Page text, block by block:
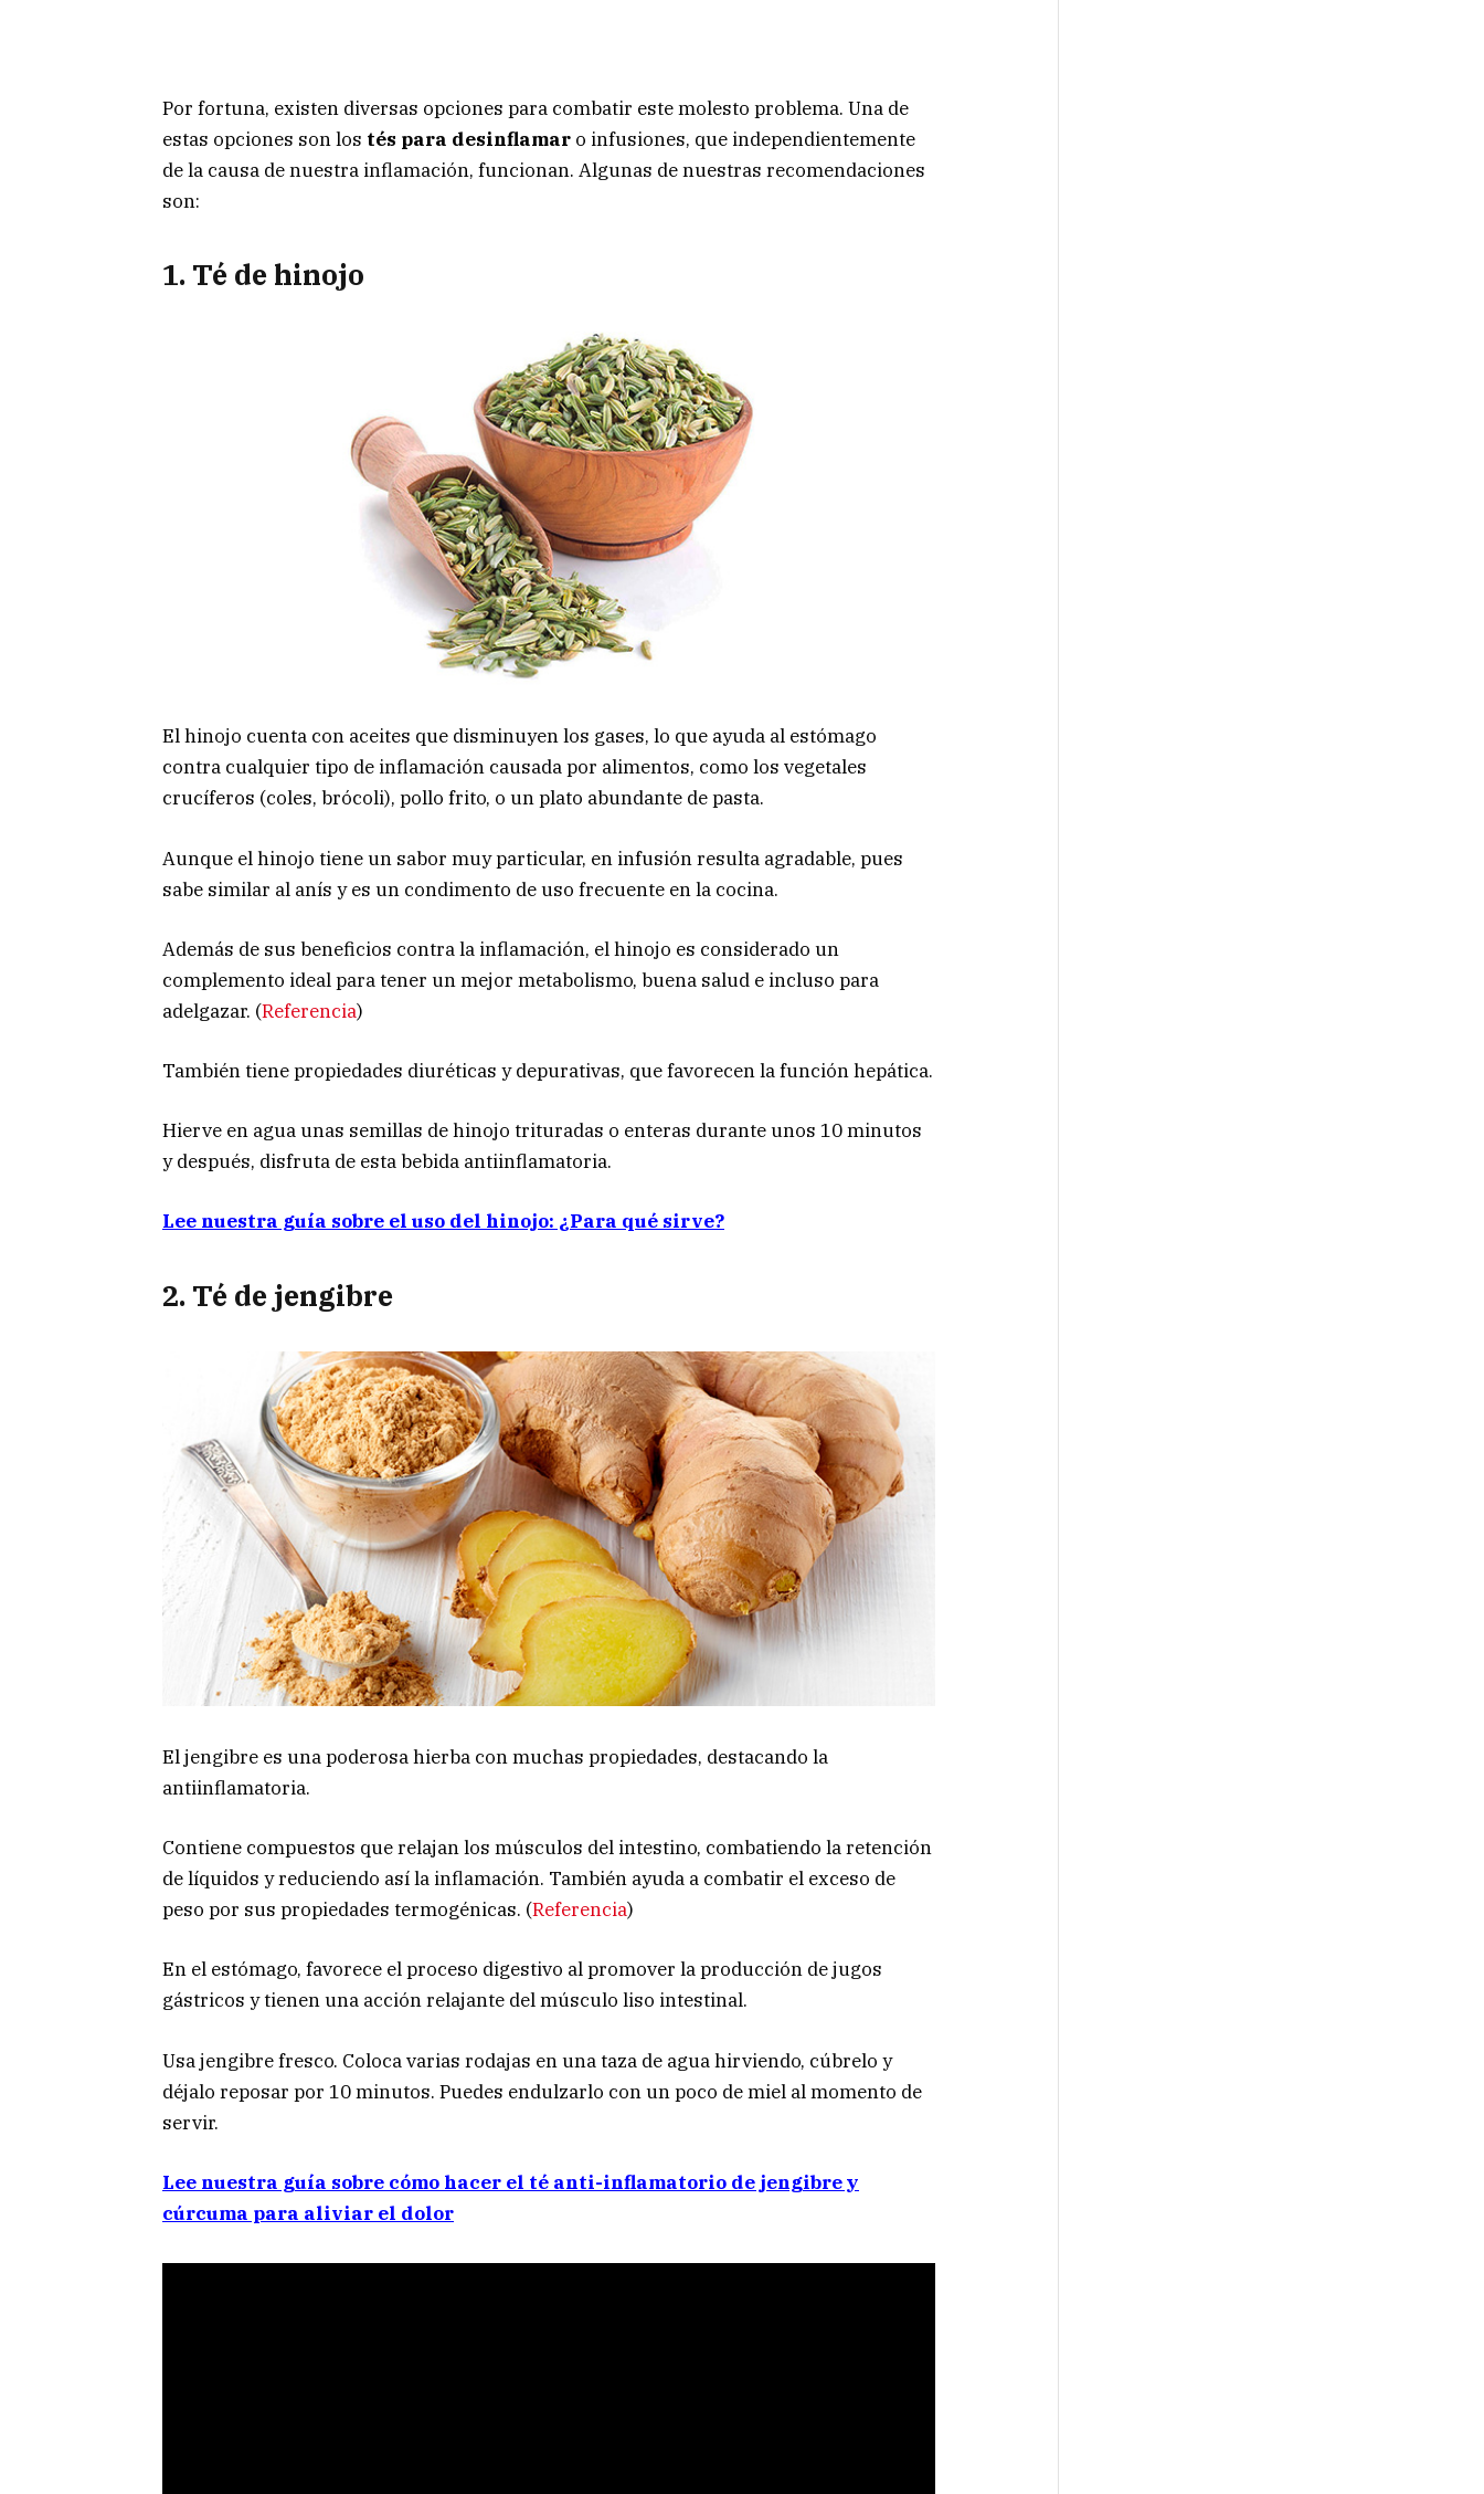
Por fortuna, existen diversas opciones para combatir este molesto problema. Una de
estas opciones son los tés para desinflamar o infusiones, que independientemente
de la causa de nuestra inflamación, funcionan. Algunas de nuestras recomendaciones
son:
1. Té de hinojo
El hinojo cuenta con aceites que disminuyen los gases, lo que ayuda al estómago
contra cualquier tipo de inflamación causada por alimentos, como los vegetales
crucíferos (coles, brócoli), pollo frito, o un plato abundante de pasta.
Aunque el hinojo tiene un sabor muy particular, en infusión resulta agradable, pues
sabe similar al anís y es un condimento de uso frecuente en la cocina.
Además de sus beneficios contra la inflamación, el hinojo es considerado un
complemento ideal para tener un mejor metabolismo, buena salud e incluso para
adelgazar. (Referencia)
También tiene propiedades diuréticas y depurativas, que favorecen la función hepática.
Hierve en agua unas semillas de hinojo trituradas o enteras durante unos 10 minutos
y después, disfruta de esta bebida antiinflamatoria.
Lee nuestra guía sobre el uso del hinojo: ¿Para qué sirve?
2. Té de jengibre
El jengibre es una poderosa hierba con muchas propiedades, destacando la
antiinflamatoria.
Contiene compuestos que relajan los músculos del intestino, combatiendo la retención
de líquidos y reduciendo así la inflamación. También ayuda a combatir el exceso de
peso por sus propiedades termogénicas. (Referencia)
En el estómago, favorece el proceso digestivo al promover la producción de jugos
gástricos y tienen una acción relajante del músculo liso intestinal.
Usa jengibre fresco. Coloca varias rodajas en una taza de agua hirviendo, cúbrelo y
déjalo reposar por 10 minutos. Puedes endulzarlo con un poco de miel al momento de
servir.
Lee nuestra guía sobre cómo hacer el té anti-inflamatorio de jengibre y
cúrcuma para aliviar el dolor